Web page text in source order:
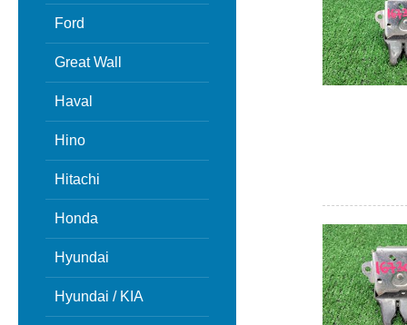
Ford
Great Wall
Haval
Hino
Hitachi
Honda
Hyundai
Hyundai / KIA